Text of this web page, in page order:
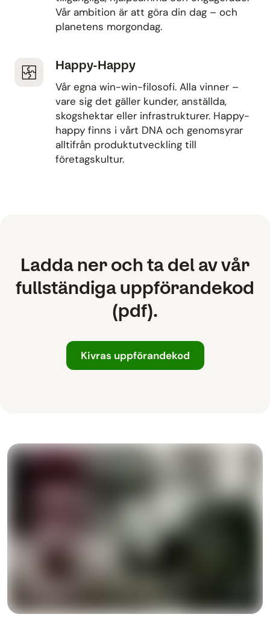
Vår ambition är att göra din dag – och
planetens morgondag.
Happy-Happy
Vår egna win-win-filosofi. Alla vinner –
vare sig det gäller kunder, anställda,
skogshektar eller infrastrukturer. Happy-
happy finns i vårt DNA och genomsyrar
alltifrån produktutveckling till
företagskultur.
Ladda ner och ta del av vår
fullständiga uppförandekod
(pdf).
Kivras uppförandekod